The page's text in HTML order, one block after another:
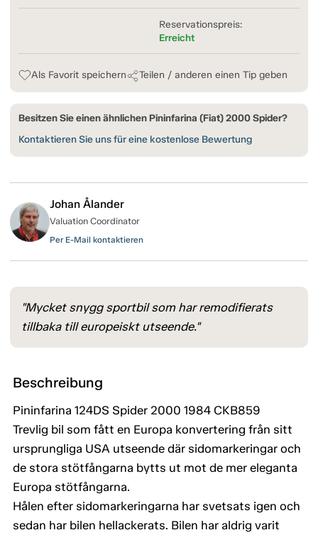
Reservationspreis:
Erreicht
Als Favorit speichern Teilen / anderen einen Tip geben
Besitzen Sie einen ähnlichen Pininfarina (Fiat) 2000 Spider?
Kontaktieren Sie uns für eine kostenlose Bewertung
Johan Ålander
Valuation Coordinator
Per E-Mail kontaktieren
"Mycket snygg sportbil som har remodifierats
tillbaka till europeiskt utseende."
Beschreibung
Pininfarina 124DS Spider 2000 1984 CKB859
Trevlig bil som fått en Europa konvertering från sitt
ursprungliga USA utseende där sidomarkeringar och
de stora stötfångarna bytts ut mot de mer eleganta
Europa stötfångarna.
Hålen efter sidomarkeringarna har svetsats igen och
sedan har bilen hellackerats. Bilen har aldrig varit